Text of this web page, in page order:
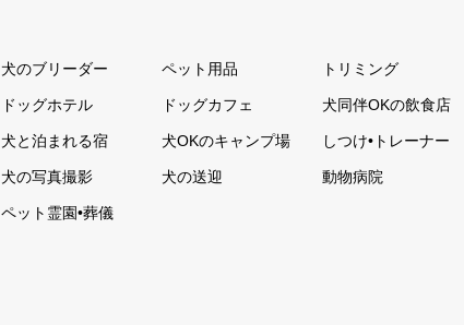
犬のブリーダー ペット用品 トリミング
ドッグホテル ドッグカフェ 犬同伴OKの飲食店
犬と泊まれる宿 犬OKのキャンプ場 しつけ•トレーナー
犬の写真撮影 犬の送迎 動物病院
ペット霊園•葬儀